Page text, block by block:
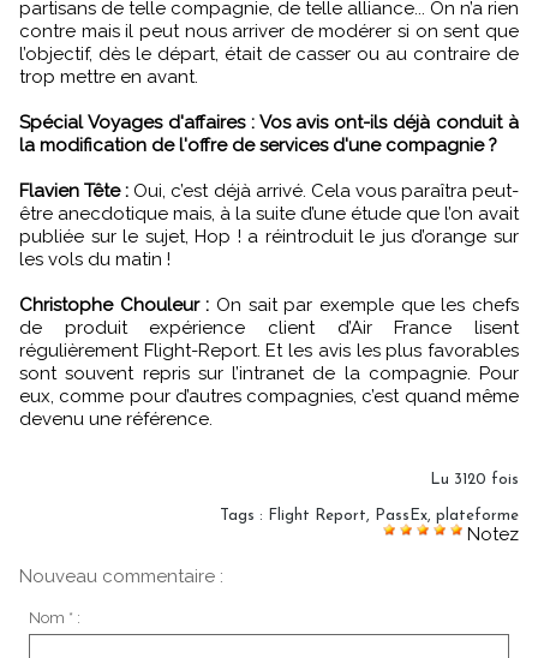
partisans de telle compagnie, de telle alliance... On n’a rien
contre mais il peut nous arriver de modérer si on sent que
l’objectif, dès le départ, était de casser ou au contraire de
trop mettre en avant.
Spécial Voyages d'affaires : Vos avis ont-ils déjà conduit à
la modification de l'offre de services d'une compagnie ?
Flavien Tête : Oui, c’est déjà arrivé. Cela vous paraîtra peut-
être anecdotique mais, à la suite d’une étude que l’on avait
publiée sur le sujet, Hop ! a réintroduit le jus d’orange sur
les vols du matin !
Christophe Chouleur : On sait par exemple que les chefs
de produit expérience client d’Air France lisent
régulièrement Flight-Report. Et les avis les plus favorables
sont souvent repris sur l’intranet de la compagnie. Pour
eux, comme pour d’autres compagnies, c’est quand même
devenu une référence.
Lu 3120 fois
Tags : Flight Report PassEx plateforme
Notez
Nouveau commentaire :
Nom * :